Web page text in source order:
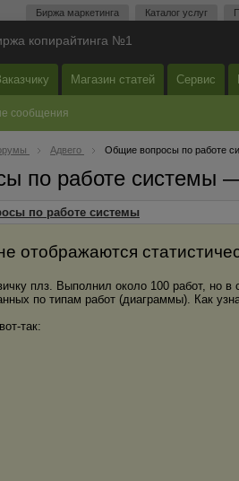
Биржа маркетинга Каталог услуг
копирайтинга №1
Магазин статей Сервис
сообщения
Адвего Общие вопросы по работе
по работе системы
по работе системы
отображаются
плз. Выполнил около 100 работ, но
по типам работ (диаграммы). Как
так: